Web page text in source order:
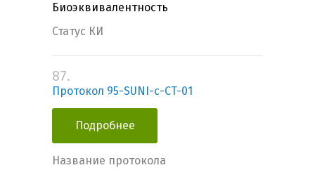
Биоэквивалентность
Статус КИ
87.
Протокол 95-SUNI-с-CT-01
Подробнее
Название протокола